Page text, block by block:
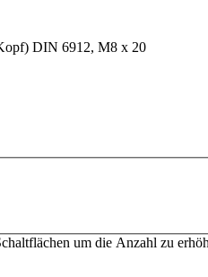
um die Anzahl zu